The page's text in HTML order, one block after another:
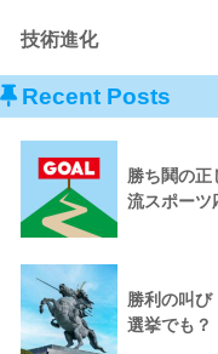
技術進化
Recent Posts
勝ち鬨の
流スポーツ
勝利の叫
選挙でも？